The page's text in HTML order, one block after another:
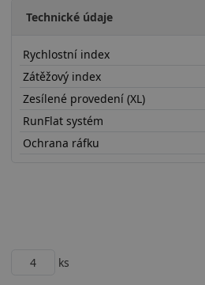
Technické údaje
Rychlostní index
Zátěžový index
Zesílené provedení (XL)
RunFlat systém
Ochrana ráfku
ks